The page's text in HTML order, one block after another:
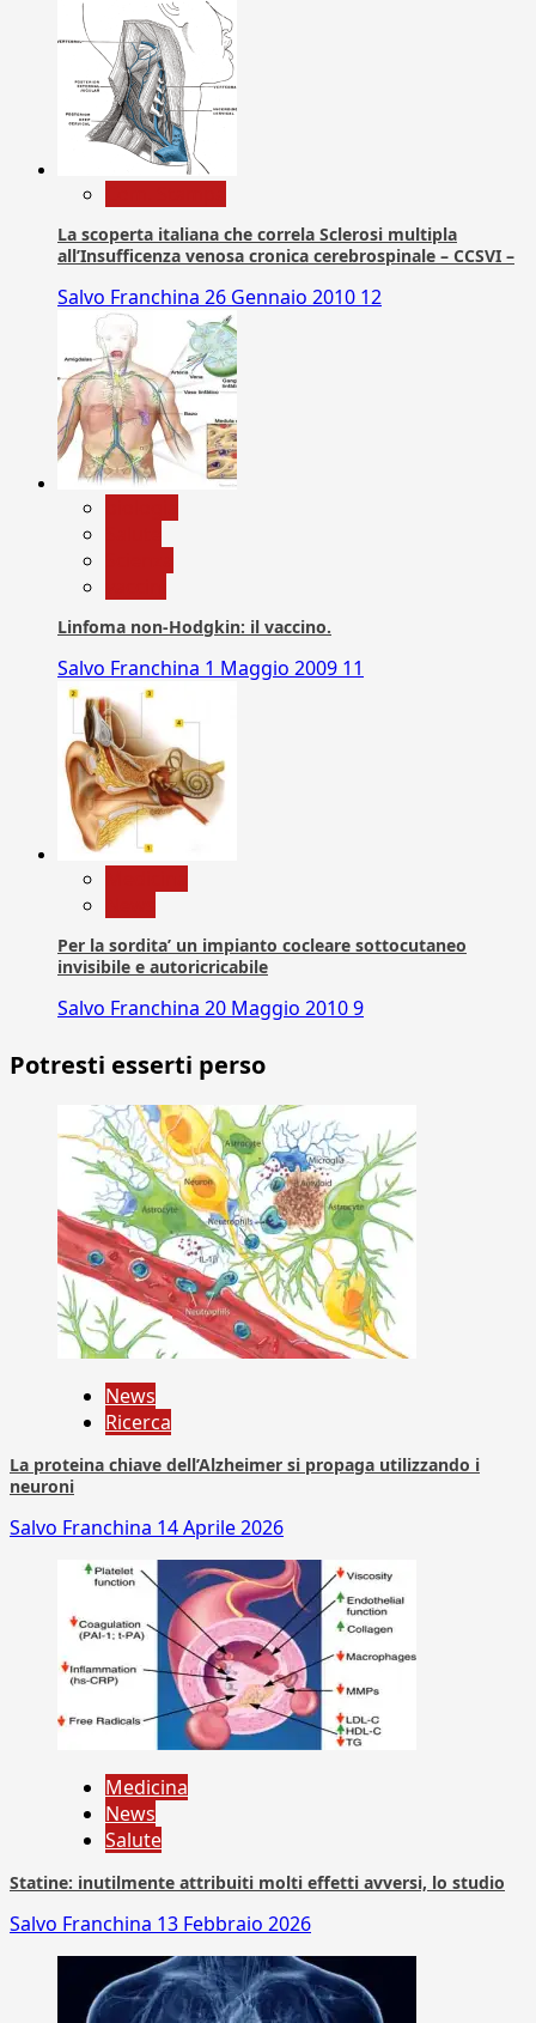
La scoperta italiana che correla Sclerosi multipla
all’Insufficenza venosa cronica cerebrospinale – CCSVI –
Salvo Franchina 26 Gennaio 2010 12
Linfoma non-Hodgkin: il vaccino.
Salvo Franchina 1 Maggio 2009 11
Per la sordita’ un impianto cocleare sottocutaneo
invisibile e autoricricabile
Salvo Franchina 20 Maggio 20109
Potresti esserti perso
News
Ricerca
La proteina chiave dell’Alzheimer si propaga utilizzando i
neuroni
Salvo Franchina 14 Aprile 2026
Medicina
News
Salute
Statine: inutilmente attribuiti molti effetti avversi, lo studio
Salvo Franchina 13 Febbraio 2026